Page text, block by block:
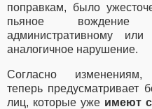
поправкам, было
пьяное вождение
административному
аналогичное нарушение.
Согласно
теперь предусматривает
лиц, которые уже имеют